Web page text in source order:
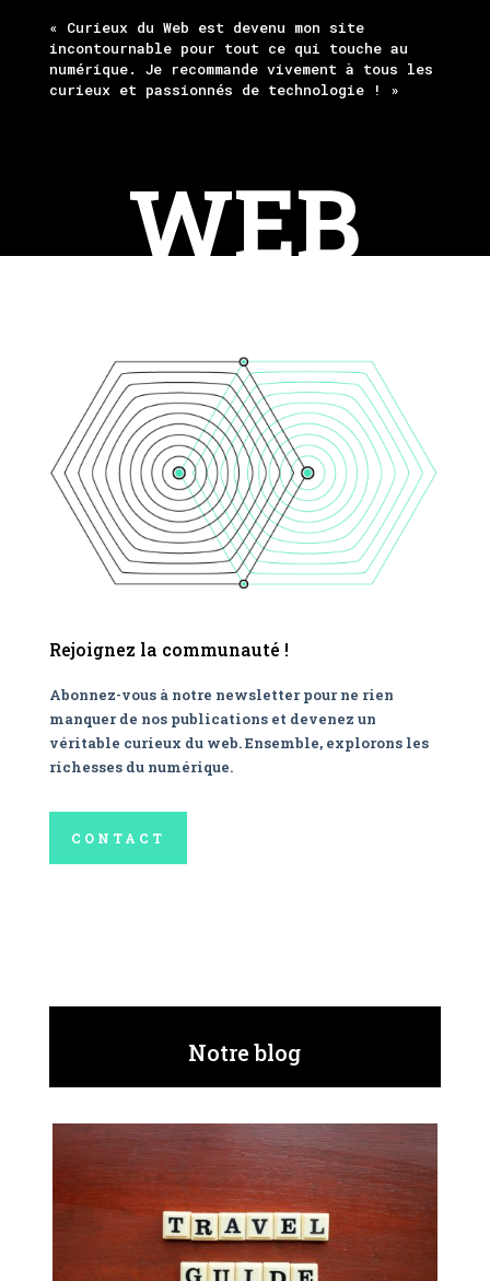
« Curieux du Web est devenu mon site
incontournable pour tout ce qui touche au
numérique. Je recommande vivement à tous les
curieux et passionnés de technologie ! »
WEB
Rejoignez la communauté !
Abonnez-vous à notre newsletter pour ne rien
manquer de nos publications et devenez un
véritable curieux du web. Ensemble, explorons les
richesses du numérique.
CONTACT
Notre blog